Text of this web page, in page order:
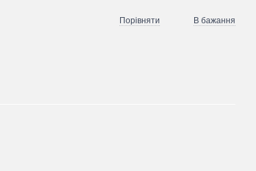
Порівняти В бажання